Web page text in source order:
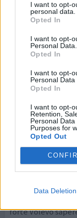
I want to opt-
personal data.
Opted In
I want to opt-
Personal Data.
Opted In
I want to opt-
Personal Data
Opted In
I want to opt-
Retention,
Personal
Purposes for
Opted Out
Data Deletion
cominciato (ormai
nuovo farmaco,
dai opinione
Brintellix
28/04/2019 | Uomo
vortioxetine
Depressione
Quantità effetti
ne prendo 12/13
forte Volevo